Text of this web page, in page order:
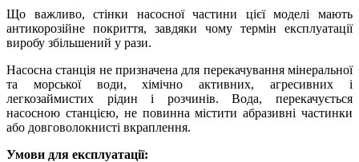
Що важливо, стінки насосної частини цієї моделі мають
антикорозійне покриття, завдяки чому термін експлуатації
виробу збільшений у рази.
Насосна станція не призначена для перекачування мінеральної
та морської води, хімічно активних, агресивних і
легкозаймистих рідин і розчинів. Вода, перекачується
насосною станцією, не повинна містити абразивні частинки
або довговолокнисті вкраплення.
Умови для експлуатації: